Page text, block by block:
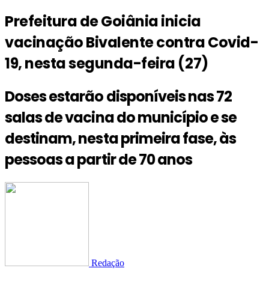
Prefeitura de Goiânia inicia
vacinação Bivalente contra Covid-
19, nesta segunda-feira (27)
Doses estarão disponíveis nas 72
salas de vacina do município e se
destinam, nesta primeira fase, às
pessoas a partir de 70 anos
Redação